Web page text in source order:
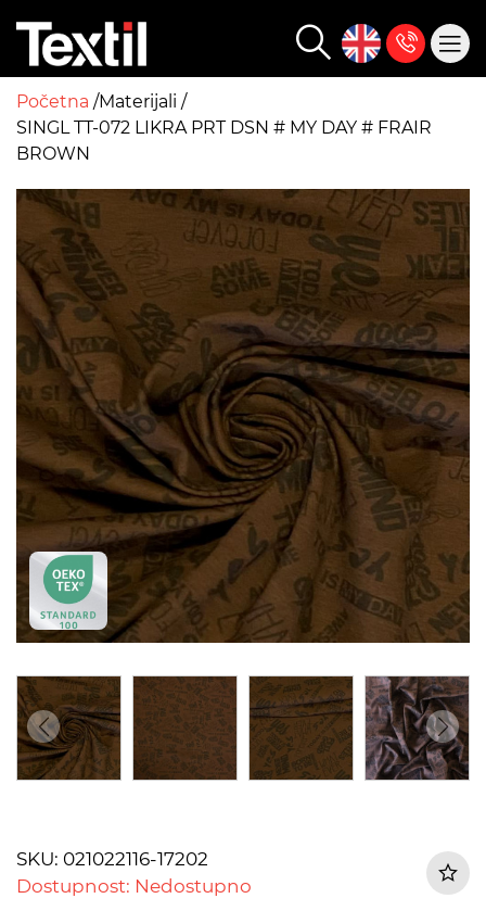
Početna Materijali
SINGL TT-072 LIKRA PRT DSN # MY DAY # FRAIR
BROWN
SKU: 021022116-17202
Dostupnost: Nedostupno